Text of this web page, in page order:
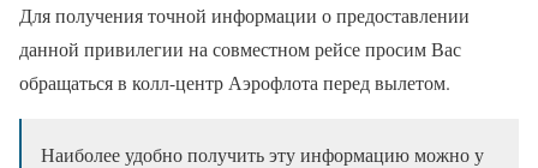
Для получения точной информации о предоставлении
данной привилегии на совместном рейсе просим Вас
обращаться в колл-центр Аэрофлота перед вылетом.
Наиболее удобно получить эту информацию можно у